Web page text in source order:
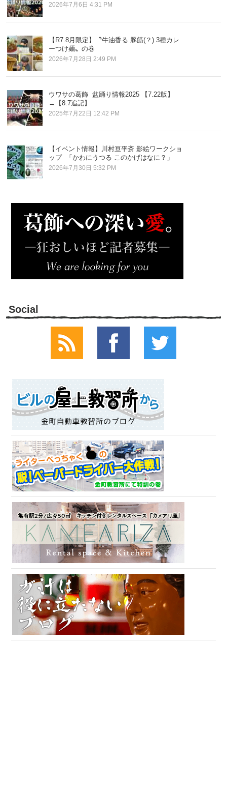
2026年7月6日 4:31 PM
【R7.8月限定】〝牛油香る 豚筋(？) 3種カレ
ーつけ麺〟の巻
2026年7月28日 2:49 PM
ウワサの葛飾 盆踊り情報2025 【7.22版】
→【8.7追記】
2025年7月22日 12:42 PM
【イベント情報】川村亘平斎 影絵ワークショ
ップ 「かわにうつる このかげはなに？」
2026年7月30日 5:32 PM
Social